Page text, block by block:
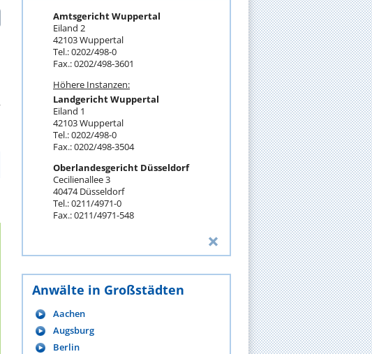
Amtsgericht Wuppertal
Eiland 2
42103 Wuppertal
Tel.: 0202/498-0
Fax.: 0202/498-3601
Höhere Instanzen:
Landgericht Wuppertal
Eiland 1
42103 Wuppertal
Tel.: 0202/498-0
Fax.: 0202/498-3504
Oberlandesgericht Düsseldorf
Cecilienallee 3
40474 Düsseldorf
Tel.: 0211/4971-0
Fax.: 0211/4971-548
Anwälte in Großstädten
Aachen
Augsburg
Berlin